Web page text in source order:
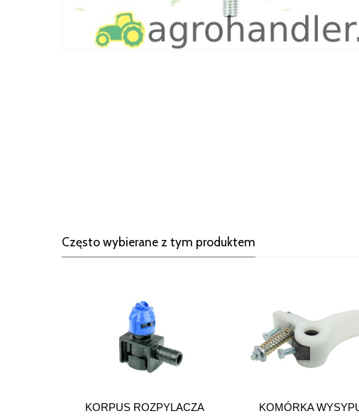
Często wybierane z tym produktem
KORPUS ROZPYLACZA
KOMÓRKA